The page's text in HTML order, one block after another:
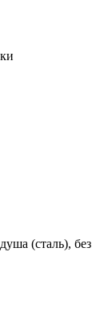
(сталь), без